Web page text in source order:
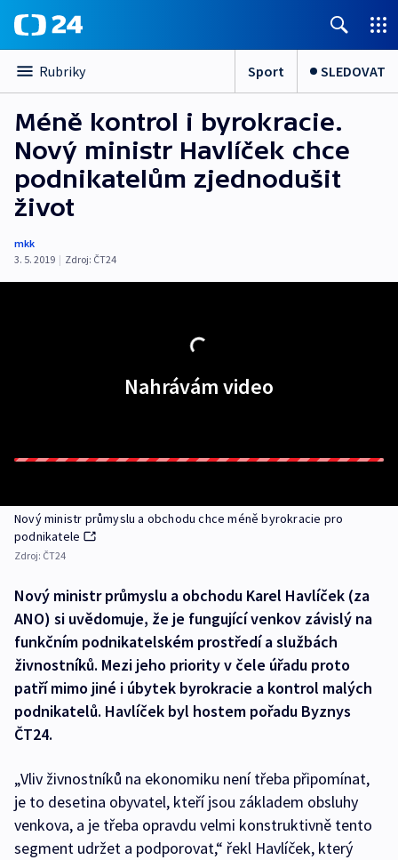
Rubriky Sport SLEDOVAT
Méně kontrol i byrokracie.
Nový ministr Havlíček chce
podnikatelům zjednodušit
život
mkk
3. 5. 2019 | Zdroj: ČT24
Nahrávám video
Nový ministr průmyslu a obchodu chce méně byrokracie pro
podnikatele
Zdroj: ČT24
Nový ministr průmyslu a obchodu Karel Havlíček (za
ANO) si uvědomuje, že je fungující venkov závislý na
funkčním podnikatelském prostředí a službách
živnostníků. Mezi jeho priority v čele úřadu proto
patří mimo jiné i úbytek byrokracie a kontrol malých
podnikatelů. Havlíček byl hostem pořadu Byznys
ČT24.
„Vliv živnostníků na ekonomiku není třeba připomínat,
je to desetina obyvatel, kteří jsou základem obsluhy
venkova, a je třeba opravdu velmi konstruktivně tento
segment udržet a podporovat,“ řekl Havlíček, který